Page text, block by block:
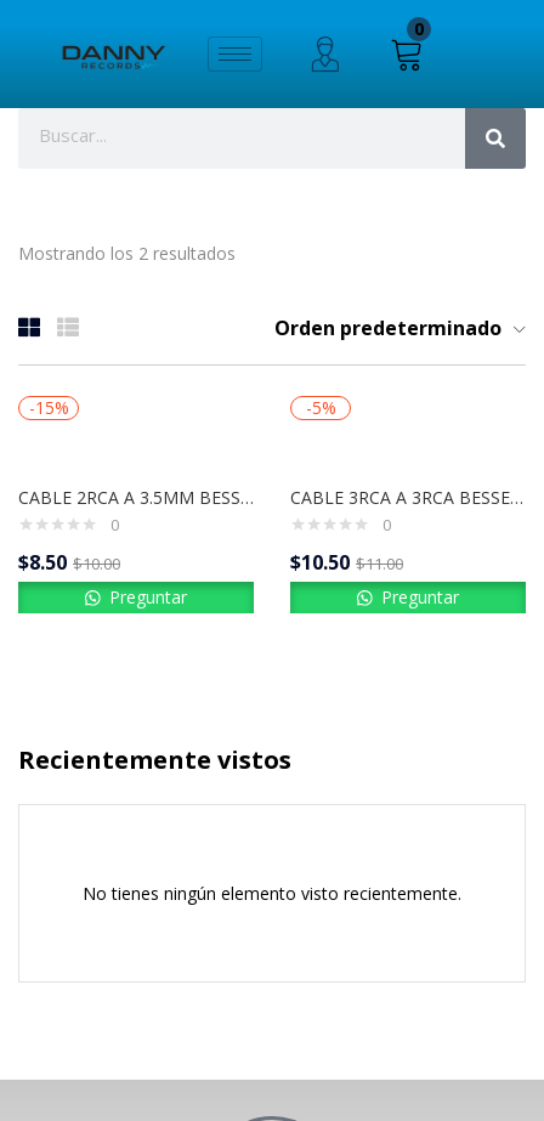
0
Mostrando los 2 resultados
Orden predeterminado
-15%
CABLE 2RCA A 3.5MM BESSER SOUND C13293
0
$8.50 $10.00
Preguntar
-5%
CABLE 3RCA A 3RCA BESSER SOUND C13291
0
$10.50 $11.00
Preguntar
Recientemente vistos
No tienes ningún elemento visto recientemente.